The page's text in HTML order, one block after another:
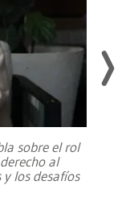
sobre el rol
al
los desafíos